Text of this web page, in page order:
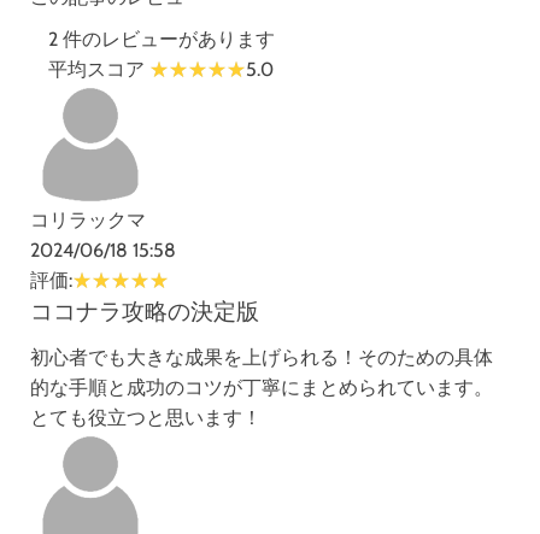
2 件のレビューがあります
平均スコア
5.0
コリラックマ
2024/06/18 15:58
評価:
ココナラ攻略の決定版
初心者でも大きな成果を上げられる！そのための具体
的な手順と成功のコツが丁寧にまとめられています。
とても役立つと思います！